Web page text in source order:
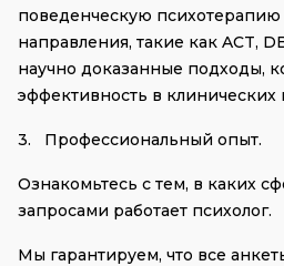
поведенческую
направления, такие как ACT,
научно доказанные подходы,
эффективность в клинических
3. Профессиональный опыт.
Ознакомьтесь с тем, в каких
запросами работает психолог.
Мы гарантируем, что все